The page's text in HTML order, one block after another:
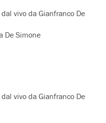
vivo da Gianfranco De
De Simone
vivo da Gianfranco De